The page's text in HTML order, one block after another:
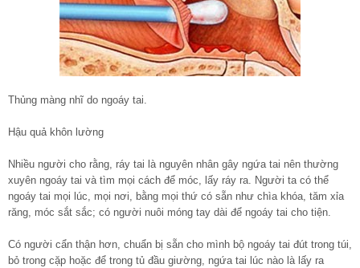
Thủng màng nhĩ do ngoáy tai.
Hậu quả khôn lường
Nhiều người cho rằng, ráy tai là nguyên nhân gây ngứa tai nên thường
xuyên ngoáy tai và tìm mọi cách để móc, lấy ráy ra. Người ta có thể
ngoáy tai mọi lúc, mọi nơi, bằng mọi thứ có sẵn như chìa khóa, tăm xỉa
răng, móc sắt sắc; có người nuôi móng tay dài để ngoáy tai cho tiện.
Có người cẩn thận hơn, chuẩn bị sẵn cho mình bộ ngoáy tai đút trong túi,
bỏ trong cặp hoặc để trong tủ đầu giường, ngứa tai lúc nào là lấy ra